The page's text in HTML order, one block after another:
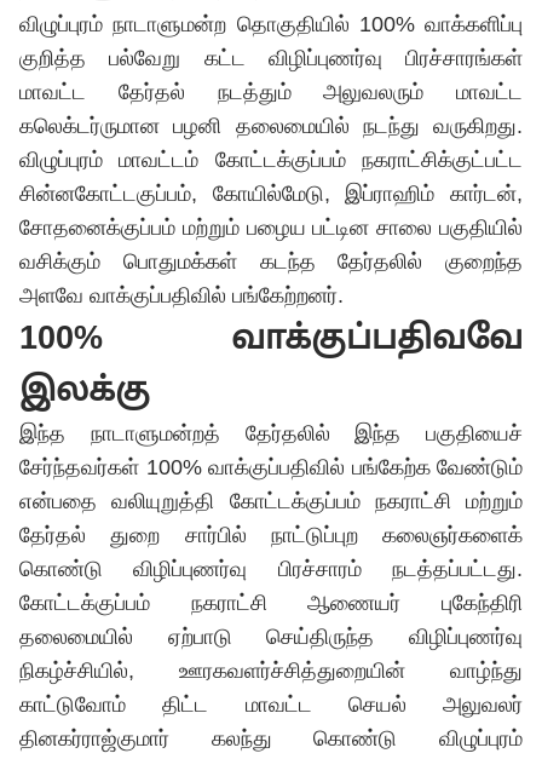
விழுப்புரம் நாடாளுமன்ற தொகுதியில் 100% வாக்களிப்பு
குறித்த பல்வேறு கட்ட விழிப்புணர்வு பிரச்சாரங்கள்
மாவட்ட தேர்தல் நடத்தும் அலுவலரும் மாவட்ட
கலெக்டர்ருமான பழனி தலைமையில் நடந்து வருகிறது.
விழுப்புரம் மாவட்டம் கோட்டக்குப்பம் நகராட்சிக்குட்பட்ட
சின்னகோட்டகுப்பம், கோயில்மேடு, இப்ராஹிம் கார்டன்,
சோதனைக்குப்பம் மற்றும் பழைய பட்டின சாலை பகுதியில்
வசிக்கும் பொதுமக்கள் கடந்த தேர்தலில் குறைந்த
அளவே வாக்குப்பதிவில் பங்கேற்றனர்.
100% வாக்குப்பதிவவே
இலக்கு
இந்த நாடாளுமன்றத் தேர்தலில் இந்த பகுதியைச்
சேர்ந்தவர்கள் 100% வாக்குப்பதிவில் பங்கேற்க வேண்டும்
என்பதை வலியுறுத்தி கோட்டக்குப்பம் நகராட்சி மற்றும்
தேர்தல் துறை சார்பில் நாட்டுப்புற கலைஞர்களைக்
கொண்டு விழிப்புணர்வு பிரச்சாரம் நடத்தப்பட்டது.
கோட்டக்குப்பம் நகராட்சி ஆணையர் புகேந்திரி
தலைமையில் ஏற்பாடு செய்திருந்த விழிப்புணர்வு
நிகழ்ச்சியில், ஊரகவளர்ச்சித்துறையின் வாழ்ந்து
காட்டுவோம் திட்ட மாவட்ட செயல் அலுவலர்
தினகர்ராஜ்குமார் கலந்து கொண்டு விழுப்புரம்